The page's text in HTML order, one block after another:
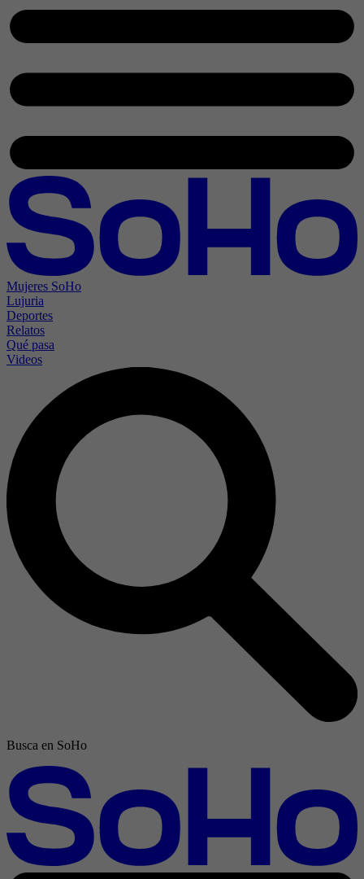
Mujeres SoHo
Lujuria
Deportes
Relatos
Qué pasa
Videos
Busca en SoHo